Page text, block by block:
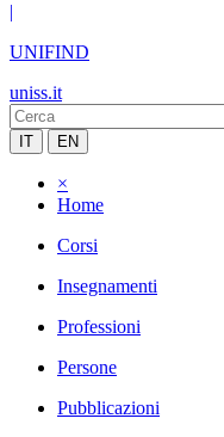
|
UNIFIND
uniss.it
IT EN
×
Home
Corsi
Insegnamenti
Professioni
Persone
Pubblicazioni